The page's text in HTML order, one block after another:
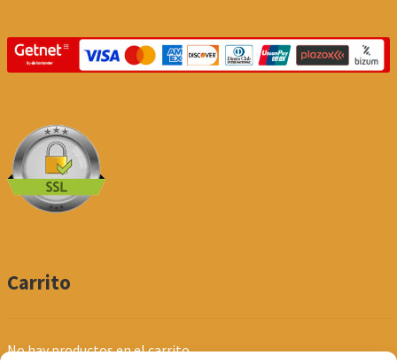
Carrito
No hay productos en el carrito.